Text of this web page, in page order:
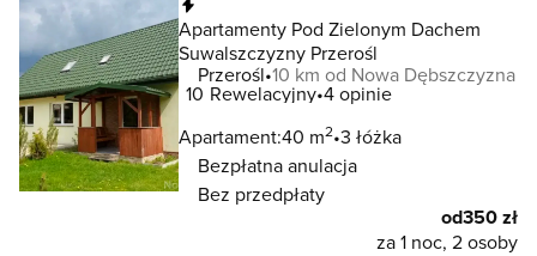
Apartamenty Pod Zielonym Dachem
Suwalszczyzny Przerośl
Przerośl 10 km od Nowa Dębszczyzna
10 Rewelacyjny 4 opinie
Apartament:40 m2 3 łóżka
Bezpłatna anulacja
Bez przedpłaty
od350 zł
za 1 noc, 2 osoby